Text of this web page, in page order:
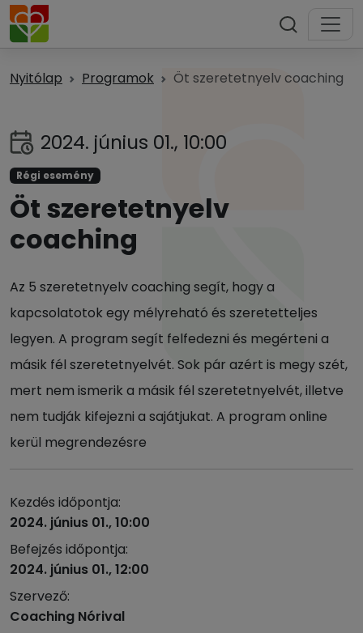
Nyitólap Programok Öt szeretetnyelv coaching
2024. június 01., 10:00
Régi esemény
Öt szeretetnyelv
coaching
Az 5 szeretetnyelv coaching segít, hogy a
kapcsolatotok egy mélyreható és szeretetteljes
legyen. A program segít felfedezni és megérteni a
másik fél szeretetnyelvét. Sok pár azért is megy szét,
mert nem ismerik a másik fél szeretetnyelvét, illetve
nem tudják kifejezni a sajátjukat. A program online
kerül megrendezésre
Kezdés időpontja:
2024. június 01., 10:00
Befejzés időpontja:
2024. június 01., 12:00
Szervező:
Coaching Nórival